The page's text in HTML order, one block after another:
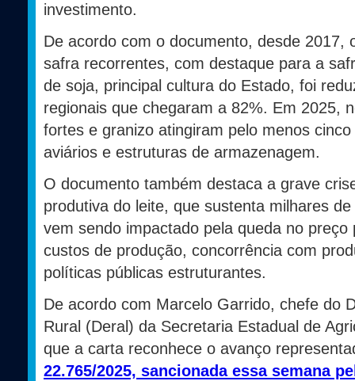
investimento.
De acordo com o documento, desde 2017,
safra recorrentes, com destaque para a
de soja, principal cultura do Estado, foi
regionais que chegaram a 82%. Em 2025,
fortes e granizo atingiram pelo menos
aviários e estruturas de armazenagem.
O documento também destaca a grave
produtiva do leite, que sustenta milhares
vem sendo impactado pela queda no
custos de produção, concorrência com
políticas públicas estruturantes.
De acordo com Marcelo Garrido, chefe do
Rural (Deral) da Secretaria Estadual de
que a carta reconhece o avanço
22.765/2025, sancionada essa semana